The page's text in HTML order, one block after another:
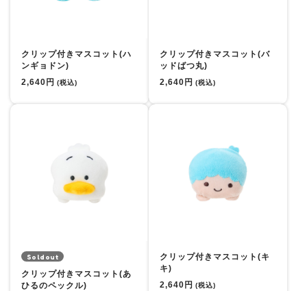
クリップ付きマスコット(ハ
ンギョドン)
2,640円 (税込)
クリップ付きマスコット(バ
ッドばつ丸)
2,640円 (税込)
Soldout
クリップ付きマスコット(あ
ひるのペックル)
クリップ付きマスコット(キ
キ)
2,640円 (税込)